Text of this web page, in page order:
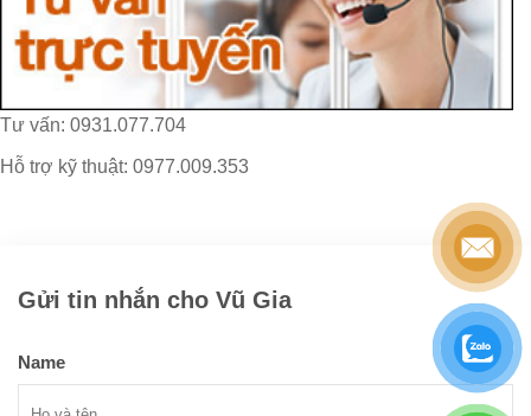
Tư vấn: 0931.077.704
Hỗ trợ kỹ thuật: 0977.009.353
Gửi tin nhắn cho Vũ Gia
Name